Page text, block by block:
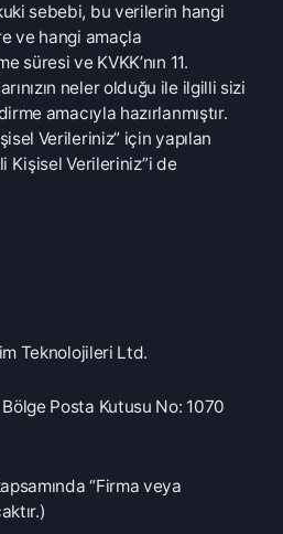
neler olduğu ile ilgilli sizi
amacıyla hazırlanmıştır.
Verileriniz” için yapılan
Verileriniz”i de
Posta Kutusu No: 1070
“Firma veya
Yöntemi ve Hukuki Sebebi
da otomatik olmayan
internet sitesi, sosyal